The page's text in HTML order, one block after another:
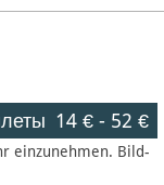
14 €- 52 €
einzunehmen. Bild-